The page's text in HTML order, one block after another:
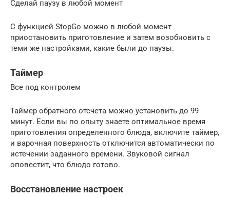
Сделай паузу в любой момент
С функцией StopGo можно в любой момент
приостановить приготовление и затем возобновить с
теми же настройками, какие были до паузы.
Таймер
Все под контролем
Таймер обратного отсчета можно установить до 99
минут. Если вы по опыту знаете оптимальное время
приготовления определенного блюда, включите таймер,
и варочная поверхность отключится автоматически по
истечении заданного времени. Звуковой сигнал
оповестит, что блюдо готово.
Восстановление настроек